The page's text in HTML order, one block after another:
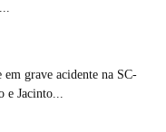
grave acidente na SC-
e Jacinto...